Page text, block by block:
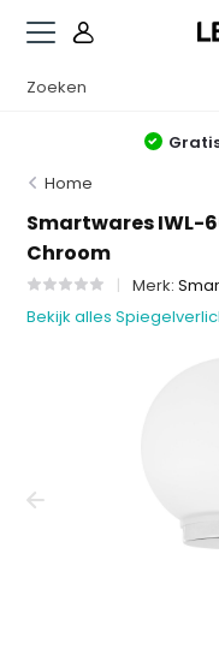
Home
Smartwares IWL-
Chroom
Merk:
Bekijk alles